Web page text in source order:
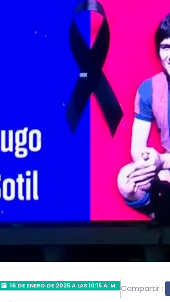
16 DE ENERO DE 2025 A LAS 10:15 A. M. Compartir :